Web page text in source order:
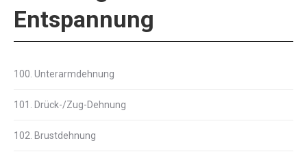
Entspannung
100. Unterarmdehnung
101. Drück-/Zug-Dehnung
102. Brustdehnung